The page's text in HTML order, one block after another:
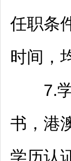
任职条
时间，
7.学
书，港
学历认